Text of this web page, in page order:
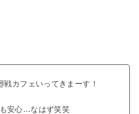
戦カフェいってきまーす！
安心…なはず笑笑